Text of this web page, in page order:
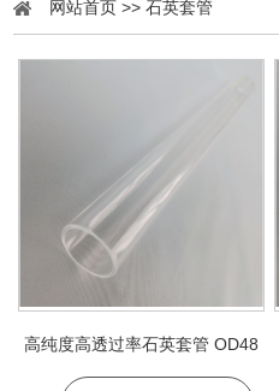
网站首页 >>石英套管
高纯度高透过率石英套管 OD48